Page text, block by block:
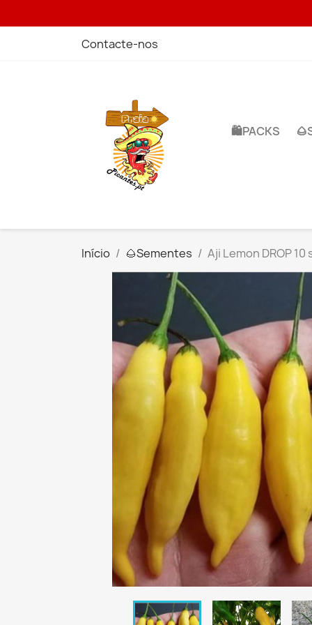
Contacte-nos
🛍️PACKS
Início 🌰​Sementes Aji Lemon DROP